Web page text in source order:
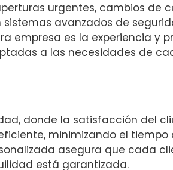
urgentes, cambios de
avanzados de
empresa es la experiencia y
a las necesidades de
donde la satisfacción del
minimizando el tiempo
asegura que cada
está garantizada.